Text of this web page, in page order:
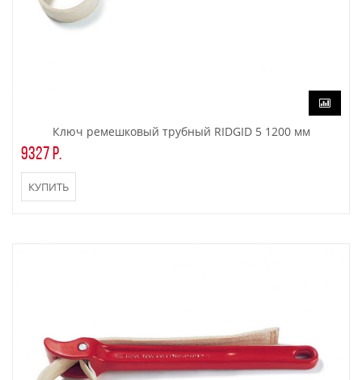
Ключ ремешковый трубный RIDGID 5 1200 мм
9327 р.
КУПИТЬ